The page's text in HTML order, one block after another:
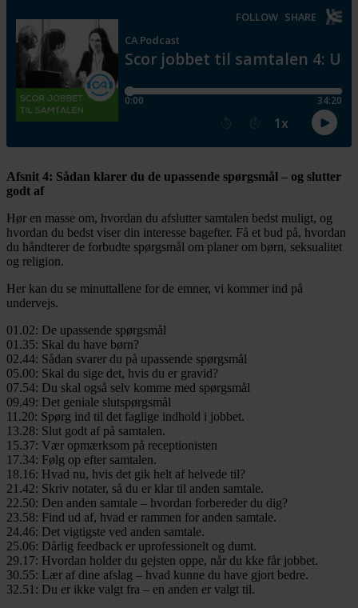
Afsnit 4: Sådan klarer du de upassende spørgsmål – og slutter
godt af
Hør en masse om, hvordan du afslutter samtalen bedst muligt, og
hvordan du bedst viser din interesse bagefter. Få et bud på, hvordan
du håndterer de forbudte spørgsmål om planer om børn, seksualitet
og religion.
Her kan du se minuttallene for de emner, vi kommer ind på
undervejs.
01.02: De upassende spørgsmål
01.35: Skal du have børn?
02.44: Sådan svarer du på upassende spørgsmål
05.00: Skal du sige det, hvis du er gravid?
07.54: Du skal også selv komme med spørgsmål
09.49: Det geniale slutspørgsmål
11.20: Spørg ind til det faglige indhold i jobbet.
13.28: Slut godt af på samtalen.
15.37: Vær opmærksom på receptionisten
17.34: Følg op efter samtalen.
18.16: Hvad nu, hvis det gik helt af helvede til?
21.42: Skriv notater, så du er klar til anden samtale.
22.50: Den anden samtale – hvordan forbereder du dig?
23.58: Find ud af, hvad er rammen for anden samtale.
24.46: Det vigtigste ved anden samtale.
25.06: Dårlig feedback er uprofessionelt og dumt.
29.17: Hvordan holder du gejsten oppe, når du kke får jobbet.
30.55: Lær af dine afslag – hvad kunne du have gjort bedre.
32.51: Du er ikke valgt fra – en anden er valgt til.